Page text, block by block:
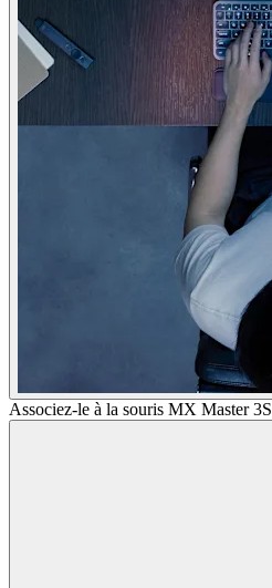
Associez-le à la souris MX Master 3S